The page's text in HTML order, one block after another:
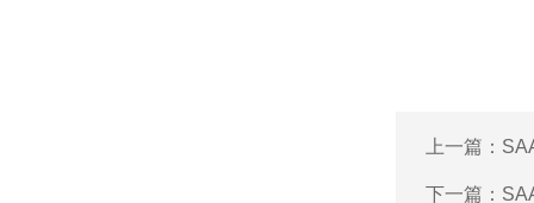
上一篇：
下一篇：